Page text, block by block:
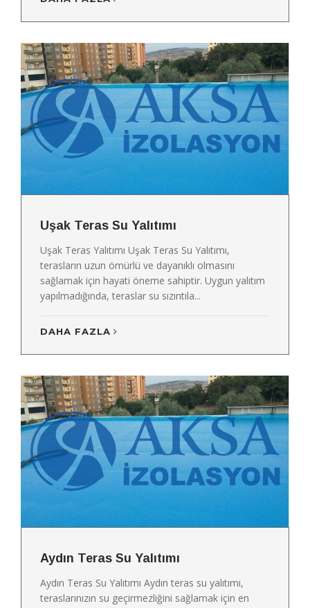
Uşak Teras Su Yalıtımı
Uşak Teras Yalıtımı Uşak Teras Su Yalıtımı,
terasların uzun ömürlü ve dayanıklı olmasını
sağlamak için hayati öneme sahiptir. Uygun yalıtım
yapılmadığında, teraslar su sızıntıla...
DAHA FAZLA
Aydın Teras Su Yalıtımı
Aydın Teras Su Yalıtımı Aydın teras su yalıtımı,
teraslarınızın su geçirmezliğini sağlamak için en